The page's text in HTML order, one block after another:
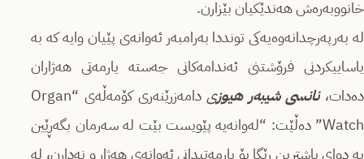
خانووبه‌ره‌ش هه‌ندێكیان بێزارن.
له‌ به‌رپه‌رچدانه‌وه‌یه‌كی تونددا به‌رامبه‌ر ئه‌وانه‌ی پێیان وایه‌ كه‌ به‌
یاساییكردنی فرۆشتنی ئه‌ندامه‌كانی جه‌سته‌ یارمه‌تی هه‌ژاران
ده‌دات،نانسی شیبه‌ر هیوزی
دامه‌زرێنه‌ری كۆمه‌ڵه‌ی “Organ
Watch” ده‌ڵێت: “له‌وانه‌یه‌ پێویست بێت له‌ سه‌رمان بگه‌ڕێین
به ‌دوای باشترین ڕێگا بۆ یارمه‌تیدانی ئه‌وانه‌ی هه‌ژار و نه‌دارن، له‌